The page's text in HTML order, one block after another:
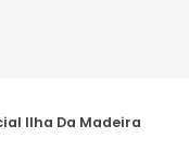
Ilha Da Madeira